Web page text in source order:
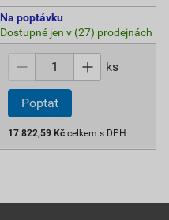
Na poptávku
Dostupné jen v (27) prodejnách
ks
Poptat
17 822,59 Kč celkem s DPH